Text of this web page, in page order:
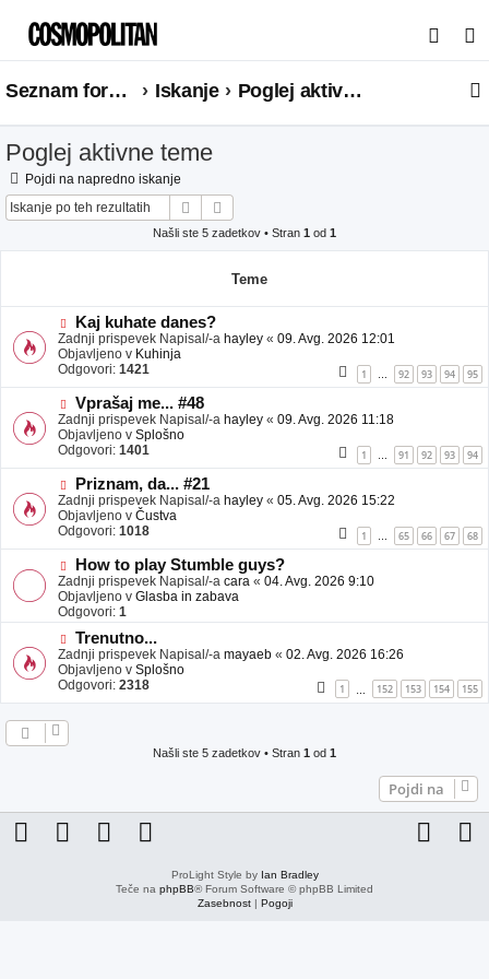
s
a
Seznam forumov Iskanje Poglej aktivne teme
Poglej aktivne teme
Pojdi na napredno iskanje
Iskanje
Našli ste 5 zadetkov • Stran 1 od 1
Teme
N
o
v
e
b
a
v
e
Kaj kuhate danes?
Zadnji prispevek Napisal/-a hayley « 09. Avg. 2026 12:01
Objavljeno v Kuhinja
Odgovori: 1421 1 … 92 93 94 95
N
o
v
e
b
a
v
e
Vprašaj me... #48
Zadnji prispevek Napisal/-a hayley « 09. Avg. 2026 11:18
Objavljeno v Splošno
Odgovori: 1401 1 … 91 92 93 94
N
o
v
e
b
a
v
e
Priznam, da... #21
Zadnji prispevek Napisal/-a hayley « 05. Avg. 2026 15:22
Objavljeno v Čustva
Odgovori: 1018 1 65 66 67 68
N
o
v
e
o
b
j
a
v
e
How to play Stumble guys?
Zadnji prispevek Napisal/-a cara « 04. Avg. 2026 9:10
Objavljeno v Glasba in zabava
Odgovori: 1
N
o
v
e
o
Trenutno...
Zadnji prispevek Napisal/-a mayaeb « 02. Avg. 2026 16:26
Objavljeno v Splošno
Odgovori: 2318 1 152 153 154 155
Našli ste 5 zadetkov • Stran 1 od 1
Pojdi na
ProLight Style by Ian Bradley
Teče na phpBB® Forum Software © phpBB Limited
Zasebnost| Pogoji